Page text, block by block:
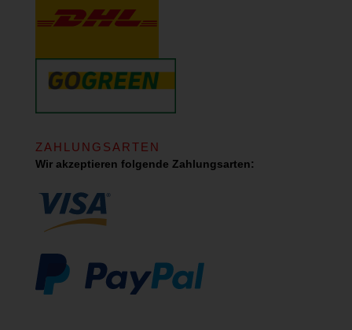
ZAHLUNGSARTEN
Wir akzeptieren folgende Zahlungsarten: